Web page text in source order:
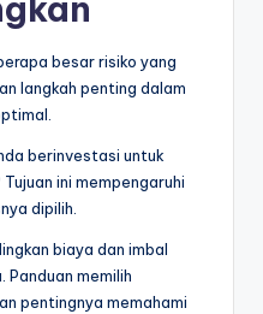
besar risiko yang
langkah penting dalam
berinvestasi untuk
ini mempengaruhi
dipilih.
biaya dan imbal
memilih
pentingnya memahami